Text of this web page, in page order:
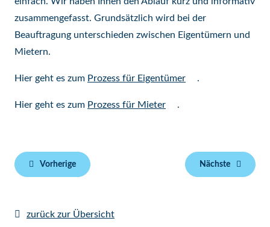
zusammengefasst. Grundsätzlich wird bei der
Beauftragung unterschieden zwischen Eigentümern und
Mietern.
Hier geht es zum Prozess für Eigentümer .
Hier geht es zum Prozess für Mieter .
Vorherige Nächste
zurück zur Übersicht